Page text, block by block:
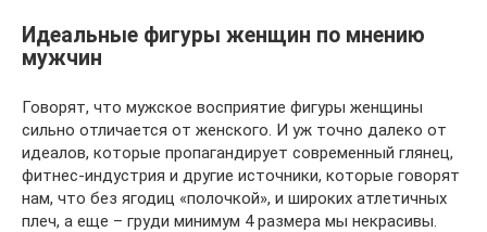
Идеальные фигуры женщин по мнению
мужчин
Говорят, что мужское восприятие фигуры женщины
сильно отличается от женского. И уж точно далеко от
идеалов, которые пропагандирует современный глянец,
фитнес-индустрия и другие источники, которые говорят
нам, что без ягодиц «полочкой», и широких атлетичных
плеч, а еще – груди минимум 4 размера мы некрасивы.